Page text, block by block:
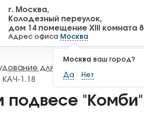
г. Москва,
Колодезный переулок,
дом 14 помещение XIII комната
Адрес офиса Москва
Москва ваш город?
Да Нет
для детских площадок
1.18
подвесе